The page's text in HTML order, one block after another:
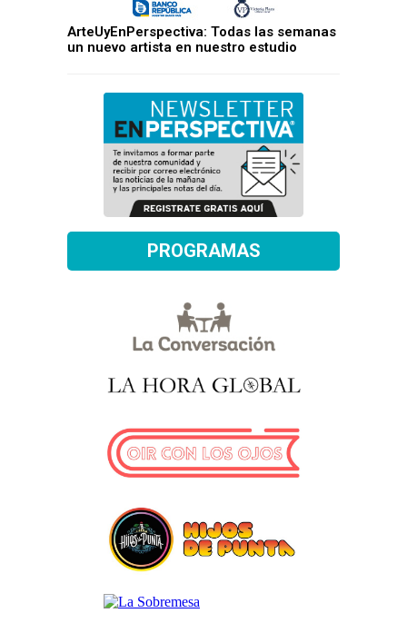
ArteUyEnPerspectiva: Todas las semanas
un nuevo artista en nuestro estudio
PROGRAMAS